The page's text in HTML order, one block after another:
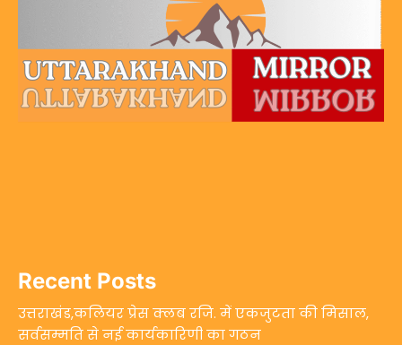
Recent Posts
उत्तराखंड,कलियर प्रेस क्लब रजि. में एकजुटता की मिसाल,
सर्वसम्मति से नई कार्यकारिणी का गठन